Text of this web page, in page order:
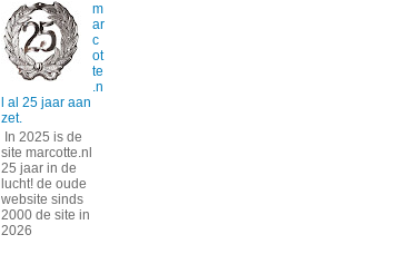
m
ar
c
ot
te
.n
l al 25 jaar aan
zet.
In 2025 is de
site marcotte.nl
25 jaar in de
lucht! de oude
website sinds
2000 de site in
2026